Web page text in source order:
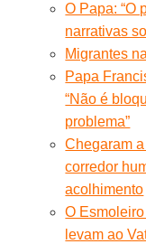
O Papa: “O
narrativas
Migrantes
Papa
“Não é
problema”
Chegaram
corredor
acolhimento
O
levam ao